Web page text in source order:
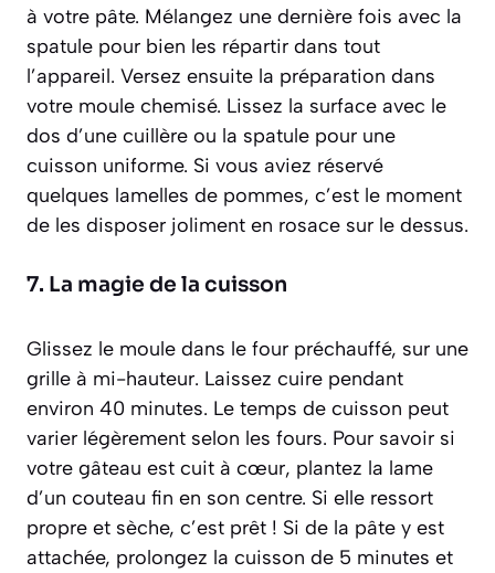
à votre pâte. Mélangez une dernière fois avec la
spatule pour bien les répartir dans tout
l’appareil. Versez ensuite la préparation dans
votre moule chemisé. Lissez la surface avec le
dos d’une cuillère ou la spatule pour une
cuisson uniforme. Si vous aviez réservé
quelques lamelles de pommes, c’est le moment
de les disposer joliment en rosace sur le dessus.
7. La magie de la cuisson
Glissez le moule dans le four préchauffé, sur une
grille à mi-hauteur. Laissez cuire pendant
environ 40 minutes. Le temps de cuisson peut
varier légèrement selon les fours. Pour savoir si
votre gâteau est cuit à cœur, plantez la lame
d’un couteau fin en son centre. Si elle ressort
propre et sèche, c’est prêt ! Si de la pâte y est
attachée, prolongez la cuisson de 5 minutes et